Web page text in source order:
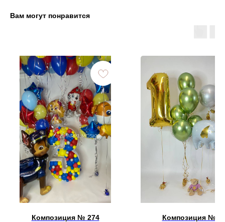
Вам могут понравится
Композиция № 274 Композиция №